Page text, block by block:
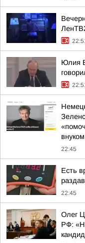
Юлия
22:45
Есть
22:45
Олег
РФ: